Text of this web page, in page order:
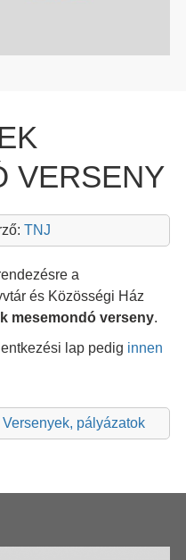
VERSENY
TNJ
a
és Közösségi Ház
mesemondó verseny.
lap pedig innen
Versenyek, pályázatok